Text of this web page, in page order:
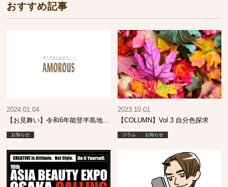
おすすめ記事
【お見舞い】令和6年能登半島地震
2024.01.04
お知らせ
【COLUMN】Vol.3 自分色探求
2023.10.01
コラム お知らせ